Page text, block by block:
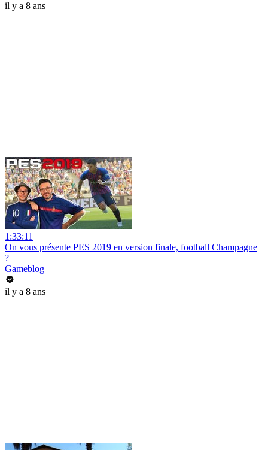
il y a 8 ans
1:33:11
On vous présente PES 2019 en version finale, football Champagne
?
Gameblog
il y a 8 ans